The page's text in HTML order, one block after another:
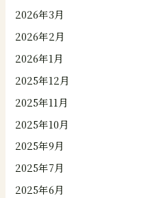
2026年3月
2026年2月
2026年1月
2025年12月
2025年11月
2025年10月
2025年9月
2025年7月
2025年6月